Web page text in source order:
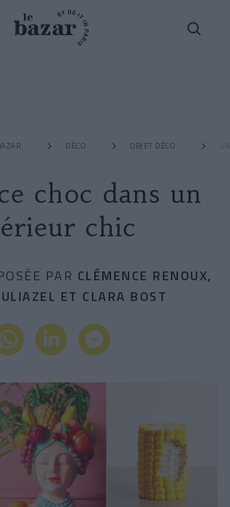
DÉCO OBJET DÉCO
choc dans un
chic
PAR CLÉMENCE RENOUX,
ET CLARA BOST